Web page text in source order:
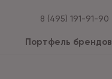
8 (495) 191-91-90
Портфель брендов